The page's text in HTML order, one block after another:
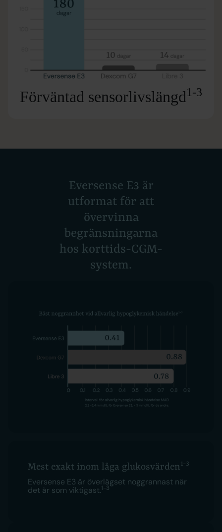
Förväntad sensorlivslängd1-3
Eversense E3 är
utformat för att
övervinna
begränsningarna
hos korttids-CGM-
system.
Mest exakt inom låga glukosvärden1-3
Eversense E3 är överlägset noggrannast när
det är som viktigast.1-3